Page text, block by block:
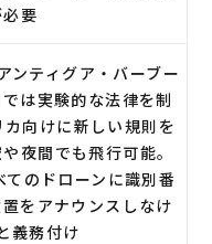
要
ンティグア・バーブー
は実験的な法律を制
向けに新しい規則を
夜間でも飛行可能。
のドローンに識別番
をアナウンスしなけ
義務付け